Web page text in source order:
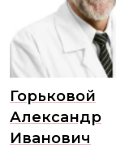
Горьковой
Александр
Иванович